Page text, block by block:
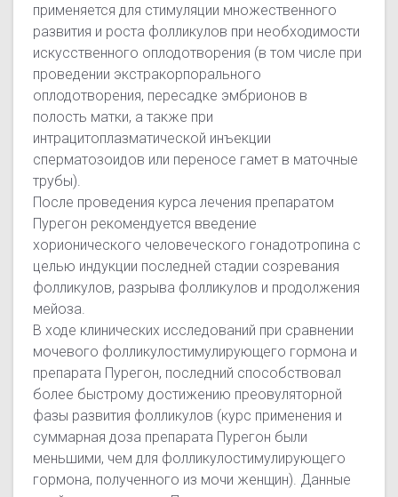
применяется для стимуляции множественного
развития и роста фолликулов при необходимости
искусственного оплодотворения (в том числе при
проведении экстракорпорального
оплодотворения, пересадке эмбрионов в
полость матки, а также при
интрацитоплазматической инъекции
сперматозоидов или переносе гамет в маточные
трубы).
После проведения курса лечения препаратом
Пурегон рекомендуется введение
хорионического человеческого гонадотропина с
целью индукции последней стадии созревания
фолликулов, разрыва фолликулов и продолжения
мейоза.
В ходе клинических исследований при сравнении
мочевого фолликулостимулирующего гормона и
препарата Пурегон, последний способствовал
более быстрому достижению преовуляторной
фазы развития фолликулов (курс применения и
суммарная доза препарата Пурегон были
меньшими, чем для фолликулостимулирующего
гормона, полученного из мочи женщин). Данные